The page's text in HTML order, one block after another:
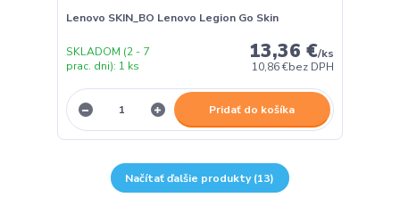
Lenovo SKIN_BO Lenovo Legion Go Skin
13,36 €/ks
10,86 €bez DPH
SKLADOM (2 - 7
prac. dni): 1 ks
Pridať do košíka
Načítať ďalšie produkty (13)